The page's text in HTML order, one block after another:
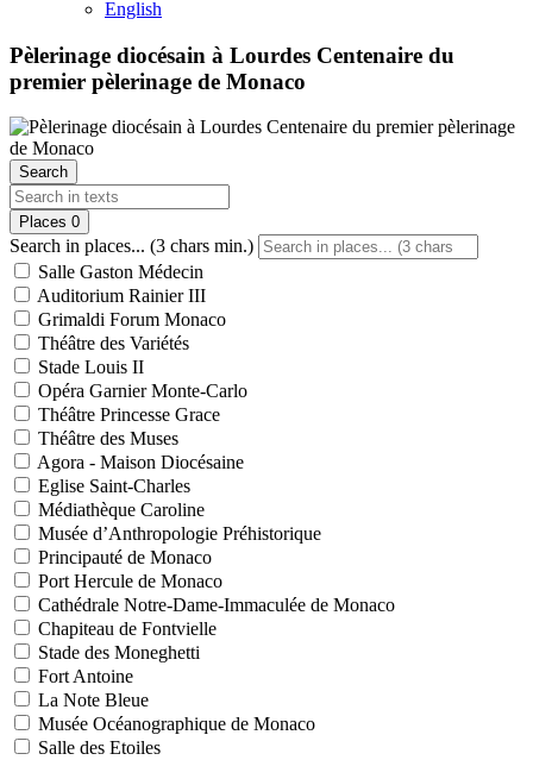
English
Pèlerinage diocésain à Lourdes Centenaire du
premier pèlerinage de Monaco
Search
Places 0
Search in places... (3 chars min.)
Salle Gaston Médecin
Auditorium Rainier III
Grimaldi Forum Monaco
Théâtre des Variétés
Stade Louis II
Opéra Garnier Monte-Carlo
Théâtre Princesse Grace
Théâtre des Muses
Agora - Maison Diocésaine
Eglise Saint-Charles
Médiathèque Caroline
Musée d’Anthropologie Préhistorique
Principauté de Monaco
Port Hercule de Monaco
Cathédrale Notre-Dame-Immaculée de Monaco
Chapiteau de Fontvielle
Stade des Moneghetti
Fort Antoine
La Note Bleue
Musée Océanographique de Monaco
Salle des Etoiles